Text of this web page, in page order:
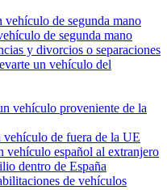
vehículo de segunda mano
de segunda mano
y divorcios o separaciones
un vehículo del
vehículo proveniente de la
vehículo de fuera de la UE
vehículo español al extranjero
dentro de España
de vehículos